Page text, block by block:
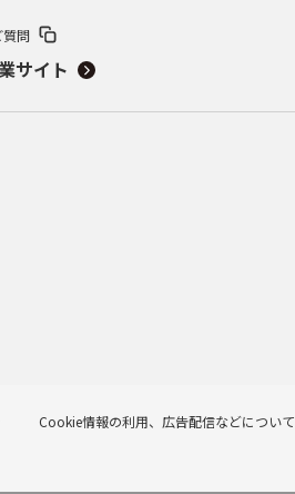
質問
サイト
Cookie情報の利用、広告配信などについて